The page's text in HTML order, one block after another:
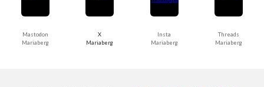
Mastodon
Mariaberg
X
Mariaberg
Insta
Mariaberg
Threads
Mariaberg